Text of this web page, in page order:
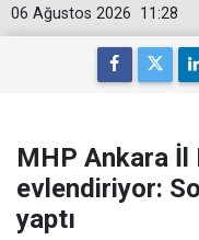
11:28
06 Ağustos 2026
MHP Ankara İl
evlendiriyor:
yaptı